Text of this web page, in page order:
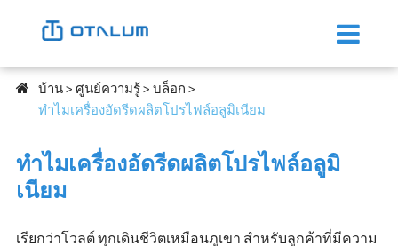
บ้าน ศูนย์ความรู้
บล็อก
ทำไมเครื่องอัดรีดผลิตโปรไฟล์อลูมิเนียม
ทำไมเครื่องอัดรีดผลิตโปรไฟล์อลูมิ
เนียม
เรียกว่าโวลต์ ทุกเดินชีวิตเหมือนภูเขา สำหรับลูกค้าที่มีความ